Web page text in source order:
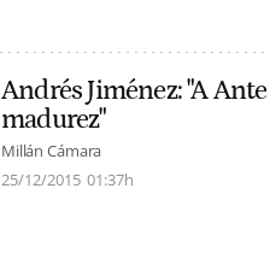
Andrés Jiménez: "A
madurez"
Millán Cámara
25/12/2015 01:37h